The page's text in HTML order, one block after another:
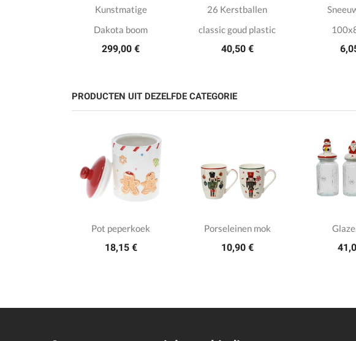
Kunstmatige
Dakota boom
299,00 €
26 Kerstballen
classic goud plastic
40,50 €
PRODUCTEN UIT DEZELFDE CATEGORIE
Pot peperkoek
18,15 €
Porseleinen mok
10,90 €